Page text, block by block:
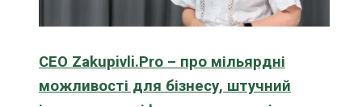
CEO Zakupivli.Pro – про мільярдні
можливості для бізнесу, штучний